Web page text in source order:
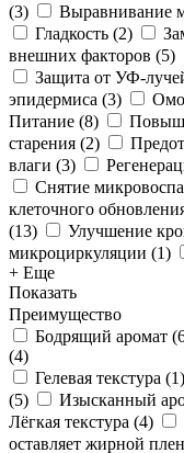
(3) Выравнивание
Гладкость (2)
внешних факторов (5)
Защита от УФ-
эпидермиса (3)
Питание (8)
старения (2)
влаги (3)
Снятие
клеточного
(13) Улучшение
микроциркуляции (1)
+ Еще
Показать
Преимущество
Бодрящий аромат (
(4)
Гелевая текстура (1)
(5) Изысканный
Лёгкая текстура (4)
оставляет жирной